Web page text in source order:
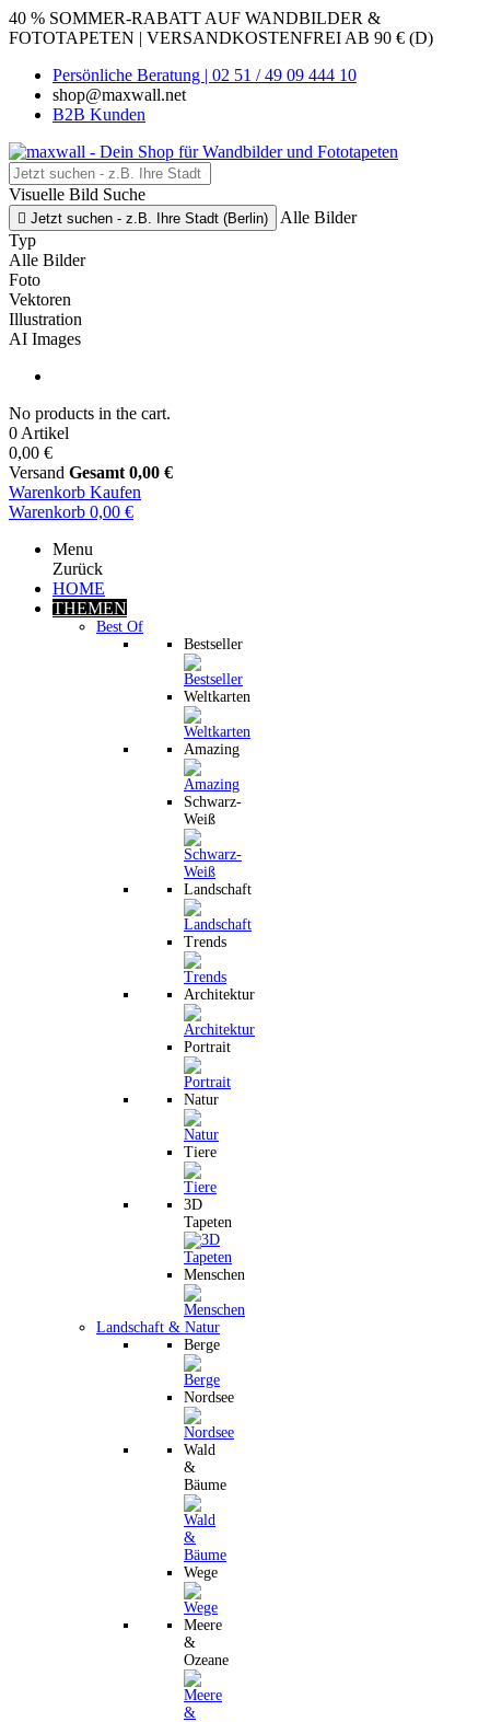
40 % SOMMER-RABATT AUF WANDBILDER &
FOTOTAPETEN | VERSANDKOSTENFREI AB 90 € (D)
Persönliche Beratung | 02 51 / 49 09 444 10
shop@maxwall.net
B2B Kunden
Visuelle Bild Suche
 Jetzt suchen - z.B. Ihre Stadt (Berlin)
Alle Bilder
Typ
Alle Bilder
Foto
Vektoren
Illustration
AI Images
No products in the cart.
0 Artikel
0,00 €
Versand Gesamt 0,00 €
Warenkorb Kaufen
Warenkorb 0,00 €
Menu
Zurück
HOME
THEMEN
Best Of
Bestseller
Weltkarten
Amazing
Schwarz-
Weiß
Landschaft
Trends
Architektur
Portrait
Natur
Tiere
3D
Tapeten
Menschen
Landschaft & Natur
Berge
Nordsee
Wald
&
Bäume
Wege
Meere
&
Ozeane